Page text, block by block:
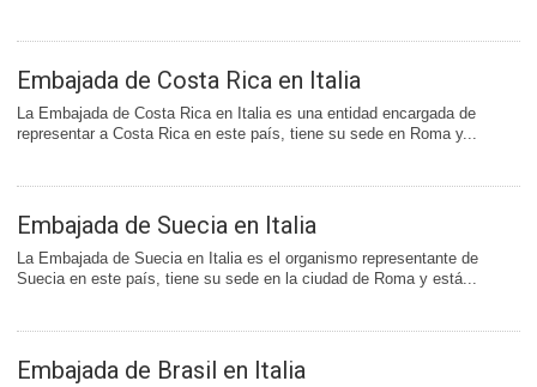
Embajada de Costa Rica en Italia
La Embajada de Costa Rica en Italia es una entidad encargada de
representar a Costa Rica en este país, tiene su sede en Roma y...
Embajada de Suecia en Italia
La Embajada de Suecia en Italia es el organismo representante de
Suecia en este país, tiene su sede en la ciudad de Roma y está...
Embajada de Brasil en Italia